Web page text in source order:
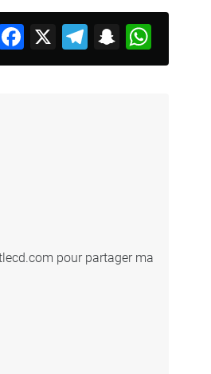
Facebook
X Telegram
Snapchat
pour partager ma